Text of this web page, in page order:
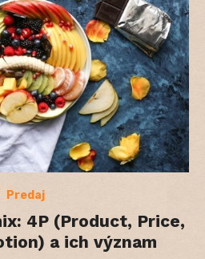
Predaj
4P (Product, Price,
a ich význam